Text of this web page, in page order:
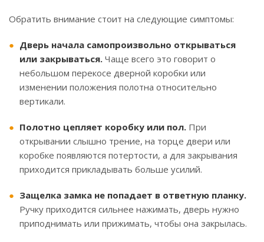
Обратить внимание стоит на следующие симптомы:
Дверь начала самопроизвольно открываться
или закрываться. Чаще всего это говорит о
небольшом перекосе дверной коробки или
изменении положения полотна относительно
вертикали.
Полотно цепляет коробку или пол. При
открывании слышно трение, на торце двери или
коробке появляются потертости, а для закрывания
приходится прикладывать больше усилий.
Защелка замка не попадает в ответную планку.
Ручку приходится сильнее нажимать, дверь нужно
приподнимать или прижимать, чтобы она закрылась.